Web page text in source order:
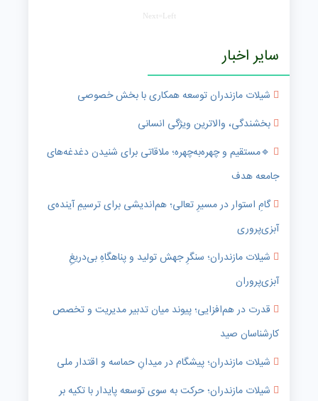
Next=Left
سایر اخبار
شیلات مازندران توسعه همکاری با بخش خصوصی
بخشندگی، والاترین ویژگی انسانی
🔹️مستقیم و چهره‌به‌چهره؛ ملاقاتی برای شنیدن دغدغه‌های
جامعه هدف
گامِ استوار در مسیرِ تعالی؛ هم‌اندیشی برای ترسیمِ آینده‌ی
آبزی‌پروری
شیلات مازندران؛ سنگرِ جهش تولید و پناهگاهِ بی‌دریغِ
آبزی‌پروران
قدرت در هم‌افزایی؛ پیوند میان تدبیر مدیریت و تخصص
کارشناسان صید
شیلات مازندران؛ پیشگام در میدانِ حماسه و اقتدار ملی
شیلات مازندران؛ حرکت به سوی توسعه پایدار با تکیه بر